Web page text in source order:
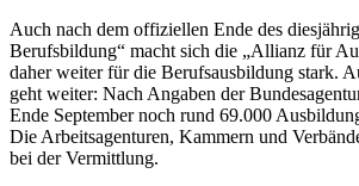
Auch nach dem offiziellen Ende des
Berufsbildung“ macht sich die „Allianz für
daher weiter für die Berufsausbildung stark.
geht weiter: Nach Angaben der
Ende September noch rund 69.000
Die Arbeitsagenturen, Kammern und
bei der Vermittlung.